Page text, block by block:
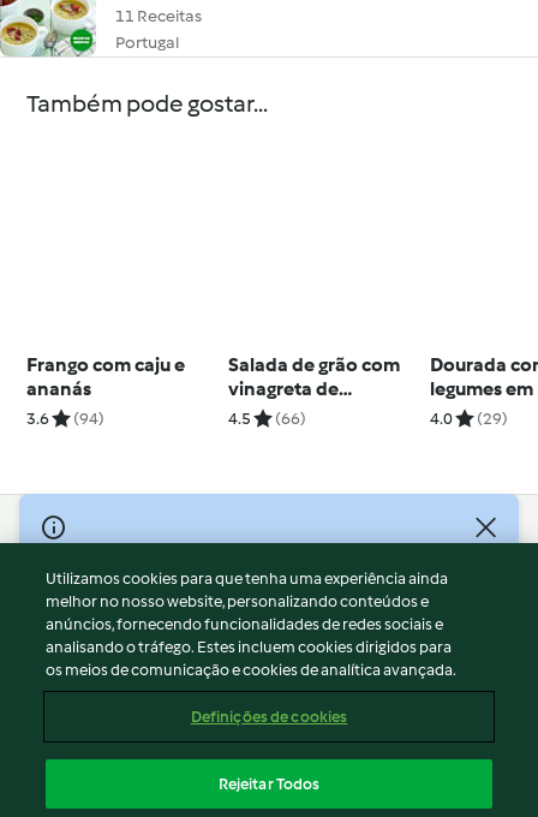
11 Receitas
Portugal
Também pode gostar...
Frango com caju e
ananás
3.6 (94)
Salada de grão com
vinagreta de
pimentos
4.5 (66)
Dourada
legumes
4.0 (29)
© Copyright 2026
Termos de Utilização
Aviso sobre Proteção de Dados
Aviso
Apoio legal
Conteúdo do relatório
Declaração de acessibilidade
Utilizamos cookies para que tenha uma experiência ainda
melhor no nosso website, personalizando conteúdos e
anúncios, fornecendo funcionalidades de redes sociais e
analisando o tráfego. Estes incluem cookies dirigidos para
os meios de comunicação e cookies de analítica avançada.
Definições de cookies
Rejeitar Todos